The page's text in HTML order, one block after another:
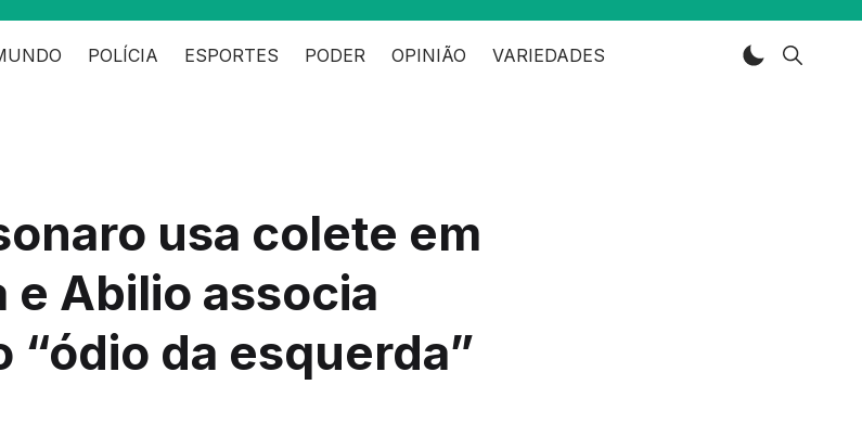
POLÍCIA ESPORTES PODER OPINIÃO VARIEDADES
usa colete em
e Abilio associa
“ódio da esquerda”